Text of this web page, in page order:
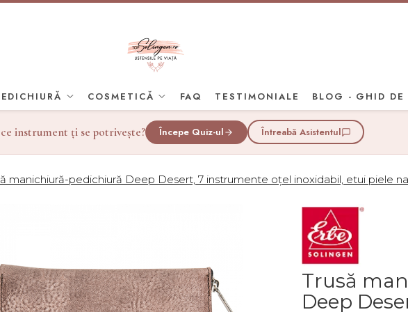
COSMETICĂ FAQ TESTIMONIALE BLOG - GHID DE
instrument ți se potrivește? Începe Quiz-ul Întreabă Asistentul
manichiură-pedichiură Deep Desert, 7 instrumente oțel inoxidabil, etui piele
Trusă
Deep